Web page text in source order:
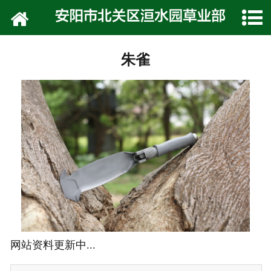
网站首页
产品展示
种植技术
在线留言
联系我们
朱雀
网站资料更新中...